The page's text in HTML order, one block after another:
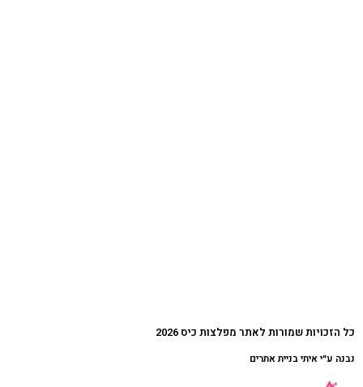
כל הזכויות שמורות לאתר מפלצות כיס 2026
נבנה ע״י איתי בניית אתרים